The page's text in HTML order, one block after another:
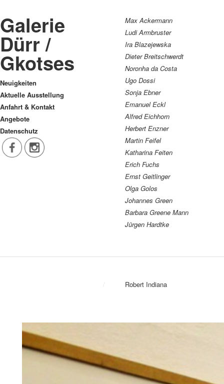
Galerie
Dürr /
Gkotses
Neuigkeiten
Aktuelle Ausstellung
Anfahrt & Kontakt
Angebote
Datenschutz
Max Ackermann
Ludi Armbruster
Ira Blazejewska
Dieter Breitschwerdt
Noronha da Costa
Ugo Dossi
Sonja Ebner
Emanuel Eckl
Alfred Eichhorn
Herbert Enzner
Martin Feifel
Katharina Feiten
Erich Fuchs
Ernst Geitlinger
Olga Golos
Johannes Green
Barbara Greene Mann
Jürgen Hardtke
/ Robert Indiana